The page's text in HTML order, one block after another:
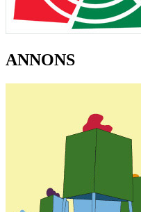
ANNONS